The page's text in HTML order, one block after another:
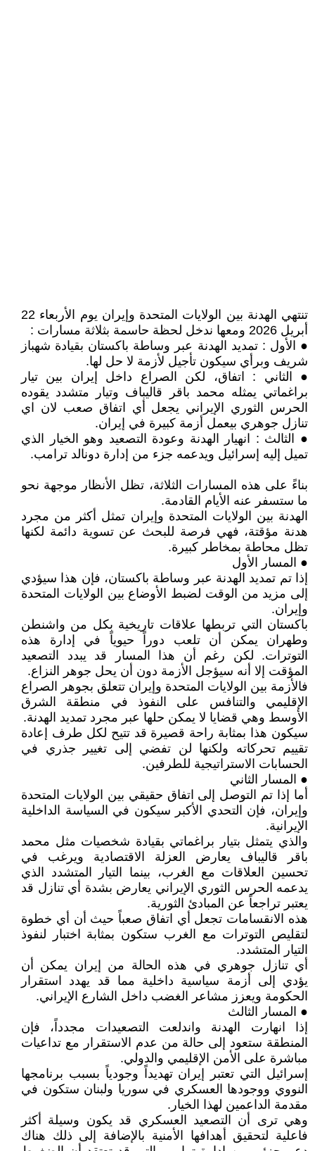
‏تنتهي الهدنة بين الولايات المتحدة وإيران يوم الأربعاء 22
أبريل 2026 ومعها ندخل لحظة حاسمة بثلاثة مسارات :
● الأول : تمديد الهدنة عبر وساطة باكستان بقيادة شهباز
شريف وبرأي سيكون تأجيل لأزمة لا حل لها.
● الثاني : اتفاق، لكن الصراع داخل إيران بين تيار
براغماتي يمثله محمد باقر قاليباف وتيار متشدد يقوده
الحرس الثوري الإيراني يجعل أي اتفاق صعب لان اي
تنازل جوهري بيعمل أزمة كبيرة في إيران.
● الثالث : انهيار الهدنة وعودة التصعيد وهو الخيار الذي
تميل إليه إسرائيل ويدعمه جزء من إدارة دونالد ترامب.
بناءً على هذه المسارات الثلاثة، تظل الأنظار موجهة نحو
ما ستسفر عنه الأيام القادمة.
الهدنة بين الولايات المتحدة وإيران تمثل أكثر من مجرد
هدنة مؤقتة، فهي فرصة للبحث عن تسوية دائمة لكنها
تظل محاطة بمخاطر كبيرة.
● المسار الأول
إذا تم تمديد الهدنة عبر وساطة باكستان، فإن هذا سيؤدي
إلى مزيد من الوقت لضبط الأوضاع بين الولايات المتحدة
وإيران.
باكستان التي تربطها علاقات تاريخية بكل من واشنطن
وطهران يمكن أن تلعب دوراً حيوياً في إدارة هذه
التوترات. لكن رغم أن هذا المسار قد يبدد التصعيد
المؤقت إلا أنه سيؤجل الأزمة دون أن يحل جوهر النزاع.
فالأزمة بين الولايات المتحدة وإيران تتعلق بجوهر الصراع
الإقليمي والتنافس على النفوذ في منطقة الشرق
الأوسط وهي قضايا لا يمكن حلها عبر مجرد تمديد الهدنة.
سيكون هذا بمثابة راحة قصيرة قد تتيح لكل طرف إعادة
تقييم تحركاته ولكنها لن تفضي إلى تغيير جذري في
الحسابات الاستراتيجية للطرفين.
● المسار الثاني
أما إذا تم التوصل إلى اتفاق حقيقي بين الولايات المتحدة
وإيران، فإن التحدي الأكبر سيكون في السياسة الداخلية
الإيرانية.
والذي يتمثل بتيار براغماتي بقيادة شخصيات مثل محمد
باقر قاليباف يعارض العزلة الاقتصادية ويرغب في
تحسين العلاقات مع الغرب، بينما التيار المتشدد الذي
يدعمه الحرس الثوري الإيراني يعارض بشدة أي تنازل قد
يعتبر تراجعاً عن المبادئ الثورية.
هذه الانقسامات تجعل أي اتفاق صعباً حيث أن أي خطوة
لتقليص التوترات مع الغرب ستكون بمثابة اختبار لنفوذ
التيار المتشدد.
أي تنازل جوهري في هذه الحالة من إيران يمكن أن
يؤدي إلى أزمة سياسية داخلية مما قد يهدد استقرار
الحكومة ويعزز مشاعر الغضب داخل الشارع الإيراني.
● المسار الثالث
إذا انهارت الهدنة واندلعت التصعيدات مجدداً، فإن
المنطقة ستعود إلى حالة من عدم الاستقرار مع تداعيات
مباشرة على الأمن الإقليمي والدولي.
إسرائيل التي تعتبر إيران تهديداً وجودياً بسبب برنامجها
النووي ووجودها العسكري في سوريا ولبنان ستكون في
مقدمة الداعمين لهذا الخيار.
وهي ترى أن التصعيد العسكري قد يكون وسيلة أكثر
فاعلية لتحقيق أهدافها الأمنية بالإضافة إلى ذلك هناك